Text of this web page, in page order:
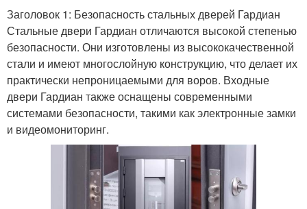
Заголовок 1: Безопасность стальных дверей Гардиан
Стальные двери Гардиан отличаются высокой степенью
безопасности. Они изготовлены из высококачественной
стали и имеют многослойную конструкцию, что делает их
практически непроницаемыми для воров. Входные
двери Гардиан также оснащены современными
системами безопасности, такими как электронные замки
и видеомониторинг.